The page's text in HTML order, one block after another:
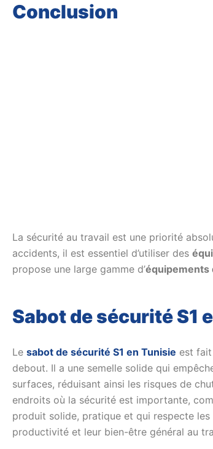
Conclusion
La sécurité au travail est une priorité
accidents, il est essentiel d’utiliser des
propose une large gamme d’équipements
Sabot de sécurité S1
Le sabot de sécurité S1 en Tunisie est
debout. Il a une semelle solide qui
surfaces, réduisant ainsi les risques de
endroits où la sécurité est importante,
produit solide, pratique et qui respecte les
productivité et leur bien-être général au